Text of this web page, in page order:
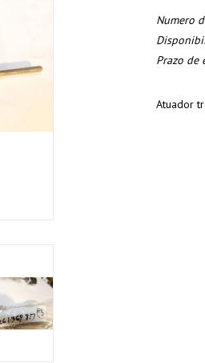
Numero
Prazo de
Atuador